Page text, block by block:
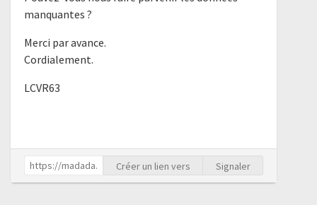
manquantes ?
Merci par avance.
Cordialement.
LCVR63
Créer un lien vers Signaler